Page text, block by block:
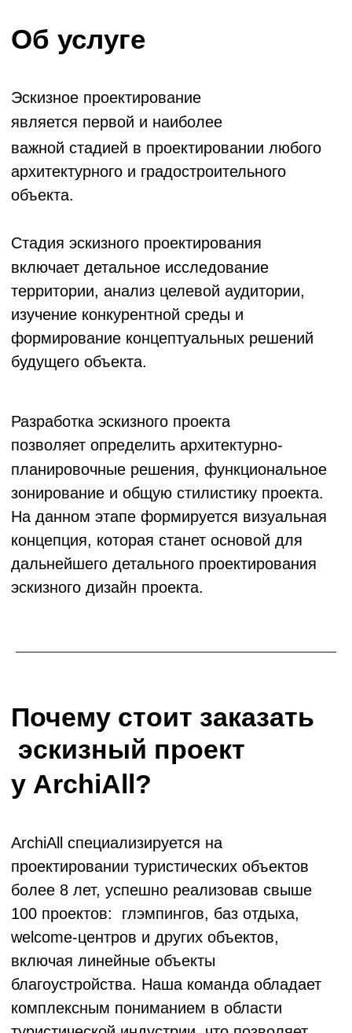
планировочные решения, функциональное
зонирование и общую стилистику проекта.
На данном этапе формируется визуальная
концепция, которая станет основой для
дальнейшего детального проектирования
эскизного дизайн проекта.
Разработка эскизного проекта
территории, анализ целевой аудитории,
изучение конкурентной среды и
формирование концептуальных решений
будущего объекта.
включает детальное исследование
объекта.
эскизный проект
Почему стоит заказать
анализ локации, изучение туристических
потоков и разработку уникальной концепции
позиционирования объекта.
ArchiAll специализируется на
проектировании туристических объектов
более 8 лет, успешно реализовав свыше
100 проектов: глэмпингов, баз отдыха,
welcome-центров и других объектов,
включая линейные объекты
создавать не просто архитектурные
путешественников и умеем создавать
объекты, которые привлекают гостей и
обеспечивают высокую рентабельность.
сила в идее
Стадия эскизного
проектирования: